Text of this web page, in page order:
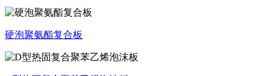
硬泡聚氨酯复合板